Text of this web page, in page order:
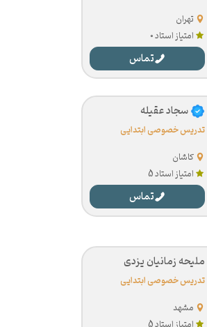
تهران
امتیاز استاد 0
تماس
تدریس خصوصی ابتدایی
کاشان
امتیاز استاد 5
تماس
ملیحه زمانیان یزدی
تدریس خصوصی ابتدایی
مشهد